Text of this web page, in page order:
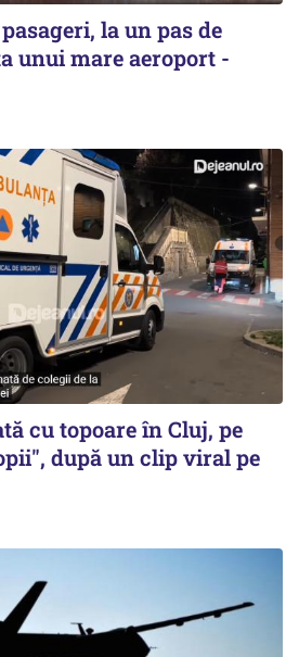
la un pas de
unui mare aeroport -
cu topoare în Cluj, pe
după un clip viral pe